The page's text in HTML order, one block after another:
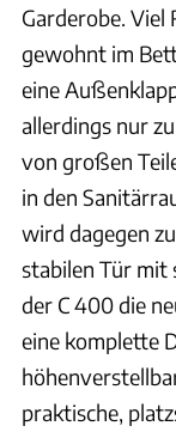
Garderobe. Viel
gewohnt im
eine
allerdings nur
von großen
in den
wird dagegen
stabilen Tür mit
der C 400 die
eine komplette
praktische,